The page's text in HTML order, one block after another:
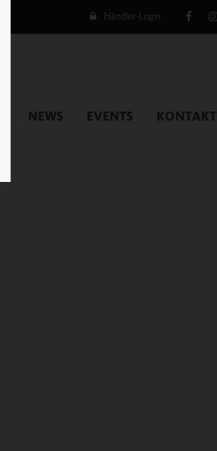
Händler-Login
NEWS EVENTS KONTAKT